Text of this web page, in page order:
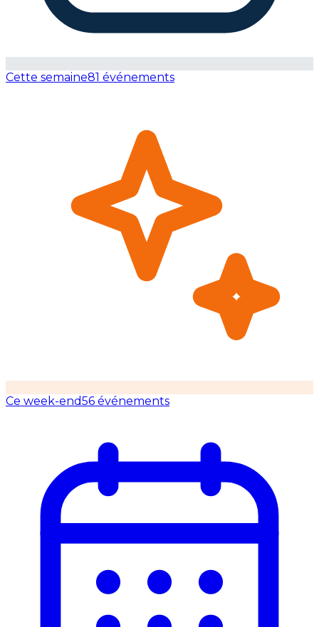
Cette semaine81 événements
Ce week-end56 événements